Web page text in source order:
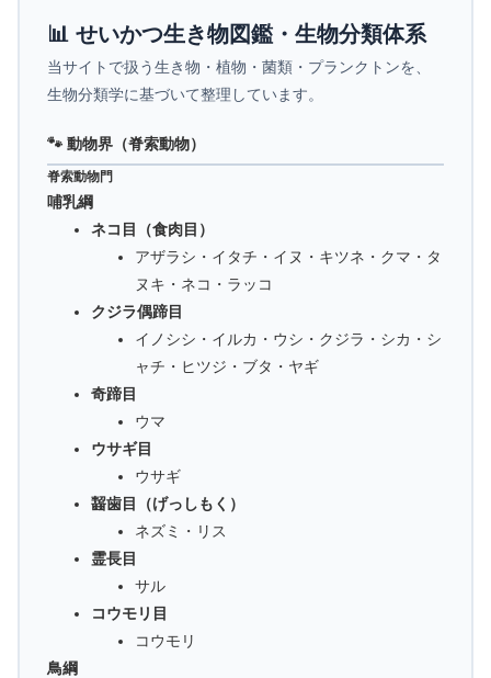
📊 せいかつ生き物図鑑・生物分類体系
当サイトで扱う生き物・植物・菌類・プランクトンを、
生物分類学に基づいて整理しています。
🐾 動物界（脊索動物）
脊索動物門
哺乳綱
ネコ目（食肉目）
アザラシ・イタチ・イヌ・キツネ・クマ・タ
ヌキ・ネコ・ラッコ
クジラ偶蹄目
イノシシ・イルカ・ウシ・クジラ・シカ・シ
ャチ・ヒツジ・ブタ・ヤギ
奇蹄目
ウマ
ウサギ目
ウサギ
齧歯目（げっしもく）
ネズミ・リス
霊長目
サル
コウモリ目
コウモリ
鳥綱